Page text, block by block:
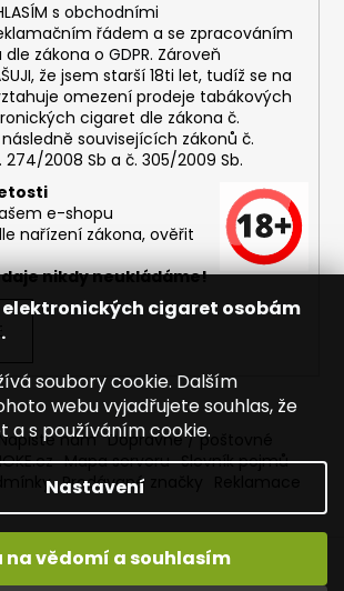
elektronických cigaret osobám
soubory cookie. Dalším
webu vyjadřujete souhlas, že
a s používáním cookie.
Nastavení
na vědomí a souhlasím
s obchodními
řádem a se zpracováním
zákona o GDPR. Zároveň
že jsem starší 18ti let, tudíž se na
omezení prodeje tabákových
cigaret dle zákona č.
souvisejících zákonů č.
274/2008 Sb a č. 305/2009 Sb.
e-shopu
nařízení zákona, ověřit
nikdy neukládáme!
nám Dopravné / poštovné
Mapa serveru Slovník pojmů
Prodávané značky
Vytvořil Shoptet